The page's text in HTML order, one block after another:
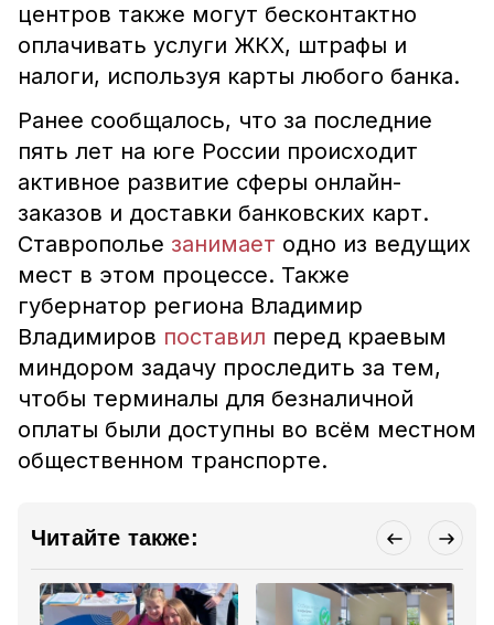
центров также могут бесконтактно
оплачивать услуги ЖКХ, штрафы и
налоги, используя карты любого банка.
Ранее сообщалось, что за последние
пять лет на юге России происходит
активное развитие сферы онлайн-
заказов и доставки банковских карт.
Ставрополье занимает одно из ведущих
мест в этом процессе. Также
губернатор региона Владимир
Владимиров поставил перед краевым
миндором задачу проследить за тем,
чтобы терминалы для безналичной
оплаты были доступны во всём местном
общественном транспорте.
Читайте также: